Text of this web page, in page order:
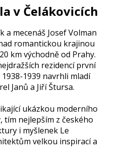
v Čelákovicích
mecenáš Josef Volman
romantickou krajinou
km východně od Prahy.
rezidencí první
1939 navrhli mladí
Janů a Jiří Štursa.
ukázkou moderního
tím nejlepším z českého
i myšlenek Le
velkou inspirací a